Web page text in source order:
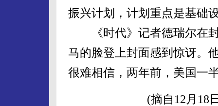
振兴计划，计划重点是基础
《时代》记者德瑞尔在封
马的脸登上封面感到惊讶。
很难相信，两年前，美国一
(摘自12月18